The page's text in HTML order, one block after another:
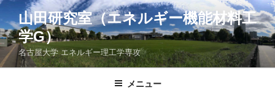
コ
ン
テ
ン
ツ
山田研究室（エネルギー機能材料工
学G）
名古屋大学 エネルギー理工学専攻
メニュー